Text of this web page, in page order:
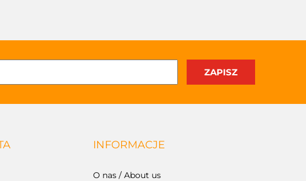
INFORMACJE
O nas / About us